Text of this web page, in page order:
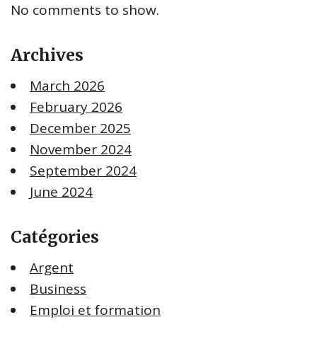
No comments to show.
Archives
March 2026
February 2026
December 2025
November 2024
September 2024
June 2024
Catégories
Argent
Business
Emploi et formation